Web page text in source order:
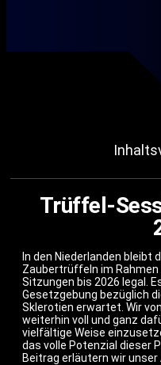
Trüffel-
In den Niederlanden bleibt
Zaubertrüffeln im
Sitzungen bis 2026 legal.
Gesetzgebung bezüglich
Sklerotien erwartet. Wir
weiterhin voll und ganz
vielfältige Weise
das volle Potenzial dieser
Beitrag erläutern wir unser